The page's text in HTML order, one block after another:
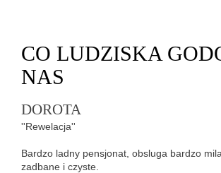
COLUDZISKA
NAS
DOROTA
''Rewelacja''
Bardzo ladny pensjonat, obsluga bardzo
zadbane i czyste.